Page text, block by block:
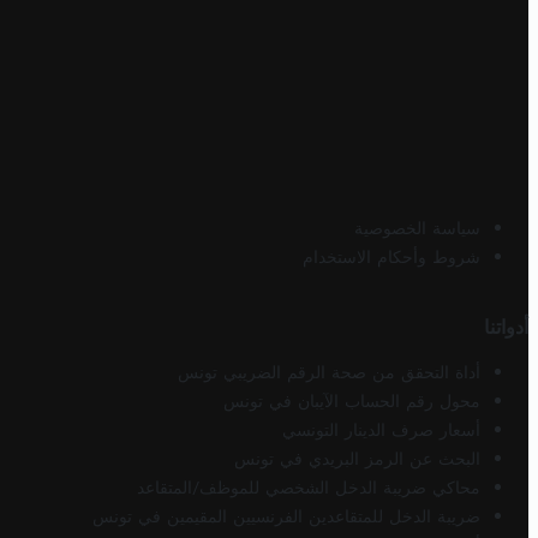
سياسة الخصوصية
شروط وأحكام الاستخدام
أدواتنا
أداة التحقق من صحة الرقم الضريبي تونس
محول رقم الحساب الآيبان في تونس
أسعار صرف الدينار التونسي
البحث عن الرمز البريدي في تونس
محاكي ضريبة الدخل الشخصي للموظف/المتقاعد
ضريبة الدخل للمتقاعدين الفرنسيين المقيمين في تونس